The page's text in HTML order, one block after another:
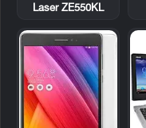
Laser ZE550KL